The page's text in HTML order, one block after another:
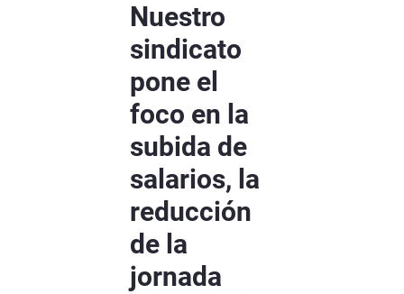
Nuestro
sindicato
pone el
foco en la
subida de
salarios, la
reducción
de la
jornada